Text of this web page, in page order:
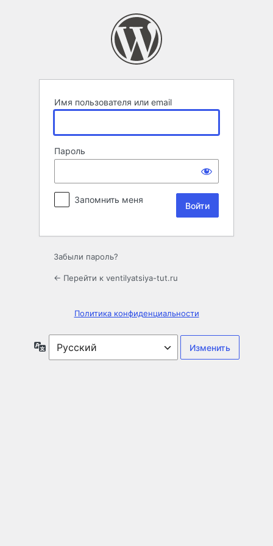
Имя пользователя или email
Пароль
Запомнить меня
Забыли пароль?
← Перейти к ventilyatsiya-tut.ru
Политика конфиденциальности
Язык